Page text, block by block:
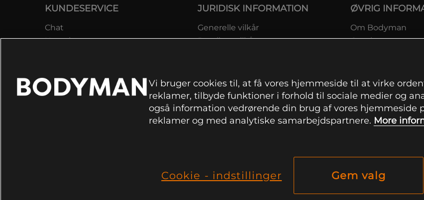
KUNDESERVICE
Chat
Kontakt
Reklamer
FAQ
JURIDISK INFORMATION
Generelle vilkår
Betalingsvilkår
Leveringsinformation
Prisgaranti
Information om fortrydelsesret og
reklamationer
ØVRIG
Om Bodyman
Gavekort
Vi bruger cookies til, at få vores hjemmeside til at virke
reklamer, tilbyde funktioner i forhold til sociale medier og
også information vedrørende din brug af vores hjemmeside
reklamer og med analytiske samarbejdspartnere. More
Cookie - indstillinger Gem valg